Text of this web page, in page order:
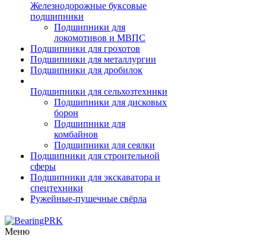
Железнодорожные буксовые
подшипники
Подшипники для
локомотивов и МВПС
Подшипники для грохотов
Подшипники для металлургии
Подшипники для дробилок
Подшипники для сельхозтехники
Подшипники для дисковых
борон
Подшипники для
комбайнов
Подшипники для сеялки
Подшипники для строительной
сферы
Подшипники для экскаватора и
спецтехники
Ружейные-пушечные свёрла
Меню